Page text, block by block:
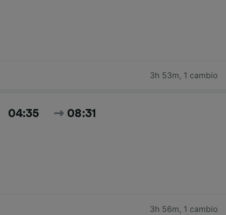
3h 53m, 1 cambio
04:35 08:31
3h 56m, 1 cambio